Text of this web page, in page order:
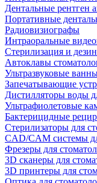
Дентальные рентген
Портативные
Радиовизиографы
Интраоральные
Стерилизация и
Автоклавы
Ультразвуковые
Запечатывающие
Дистилляторы воды
Ультрафиолетовые
Бактерицидные
Стерилизаторы для
CAD/CAM системы
Фрезеры для
3D cканеры для
3D принтеры для